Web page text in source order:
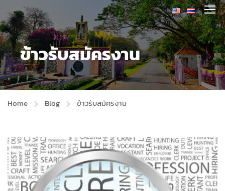
ข้าวรับสมัครงาน
Home Blog ข้าวรับสมัครงาน